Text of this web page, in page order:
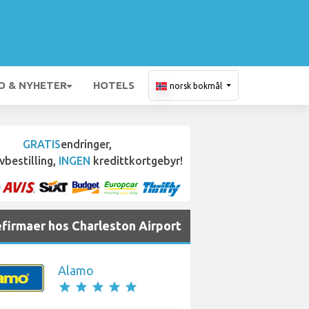
& NYHETER HOTELS norsk bokmål
GRATISendringer,
INGEN kredittkortgebyr!
hos Charleston Airport
Alamo
star star star star star